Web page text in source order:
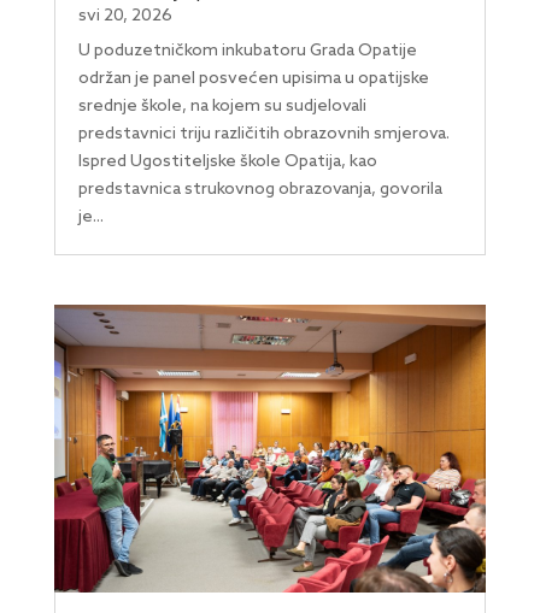
svi 20, 2026
U poduzetničkom inkubatoru Grada Opatije
održan je panel posvećen upisima u opatijske
srednje škole, na kojem su sudjelovali
predstavnici triju različitih obrazovnih smjerova.
Ispred Ugostiteljske škole Opatija, kao
predstavnica strukovnog obrazovanja, govorila
je...